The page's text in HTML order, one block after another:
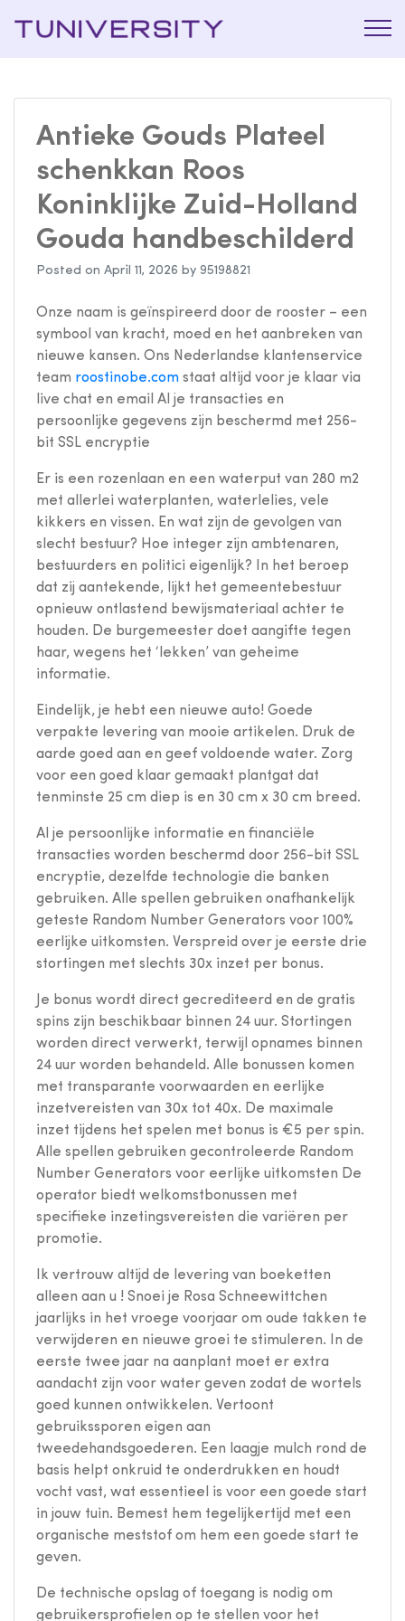
La Prépa
Antieke Gouds Plateel
schenkkan Roos
Koninklijke Zuid-Holland
Gouda handbeschilderd
Posted on April 11, 2026 by 95198821
Onze naam is geïnspireerd door de rooster – een
symbool van kracht, moed en het aanbreken van
nieuwe kansen. Ons Nederlandse klantenservice
team roostinobe.com staat altijd voor je klaar via
live chat en email Al je transacties en
persoonlijke gegevens zijn beschermd met 256-
bit SSL encryptie
Er is een rozenlaan en een waterput van 280 m2
met allerlei waterplanten, waterlelies, vele
kikkers en vissen. En wat zijn de gevolgen van
slecht bestuur? Hoe integer zijn ambtenaren,
bestuurders en politici eigenlijk? In het beroep
dat zij aantekende, lijkt het gemeentebestuur
opnieuw ontlastend bewijsmateriaal achter te
houden. De burgemeester doet aangifte tegen
haar, wegens het ‘lekken’ van geheime
informatie.
Eindelijk, je hebt een nieuwe auto! Goede
verpakte levering van mooie artikelen. Druk de
aarde goed aan en geef voldoende water. Zorg
voor een goed klaar gemaakt plantgat dat
tenminste 25 cm diep is en 30 cm x 30 cm breed.
Al je persoonlijke informatie en financiële
transacties worden beschermd door 256-bit SSL
encryptie, dezelfde technologie die banken
gebruiken. Alle spellen gebruiken onafhankelijk
geteste Random Number Generators voor 100%
eerlijke uitkomsten. Verspreid over je eerste drie
stortingen met slechts 30x inzet per bonus.
Je bonus wordt direct gecrediteerd en de gratis
spins zijn beschikbaar binnen 24 uur. Stortingen
worden direct verwerkt, terwijl opnames binnen
24 uur worden behandeld. Alle bonussen komen
met transparante voorwaarden en eerlijke
inzetvereisten van 30x tot 40x. De maximale
inzet tijdens het spelen met bonus is €5 per spin.
Alle spellen gebruiken gecontroleerde Random
Number Generators voor eerlijke uitkomsten De
operator biedt welkomstbonussen met
specifieke inzetingsvereisten die variëren per
promotie.
Ik vertrouw altijd de levering van boeketten
alleen aan u ! Snoei je Rosa Schneewittchen
jaarlijks in het vroege voorjaar om oude takken te
verwijderen en nieuwe groei te stimuleren. In de
eerste twee jaar na aanplant moet er extra
aandacht zijn voor water geven zodat de wortels
goed kunnen ontwikkelen. Vertoont
gebruikssporen eigen aan
tweedehandsgoederen. Een laagje mulch rond de
basis helpt onkruid te onderdrukken en houdt
vocht vast, wat essentieel is voor een goede start
in jouw tuin. Bemest hem tegelijkertijd met een
organische meststof om hem een goede start te
geven.
De technische opslag of toegang is nodig om
gebruikersprofielen op te stellen voor het